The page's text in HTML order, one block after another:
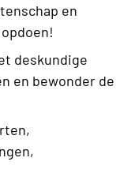
en
deskundige
en bewonder de